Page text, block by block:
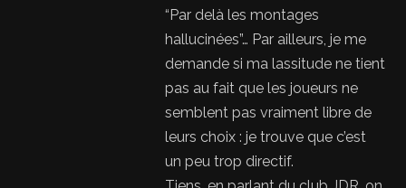
“Par delà les montages
hallucinées”… Par ailleurs, je me
demande si ma lassitude ne tient
pas au fait que les joueurs ne
semblent pas vraiment libre de
leurs choix : je trouve que c’est
un peu trop directif.